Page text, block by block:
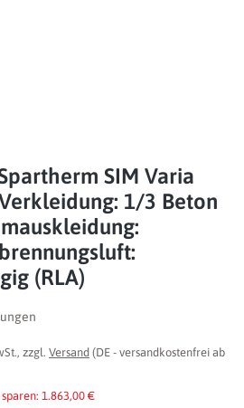
SIM Varia
1/3 Beton
(RLA)
von 0 von 5 Sternen
zzgl. Versand (DE - versandkostenfrei ab
sparen: 1.863,00 €